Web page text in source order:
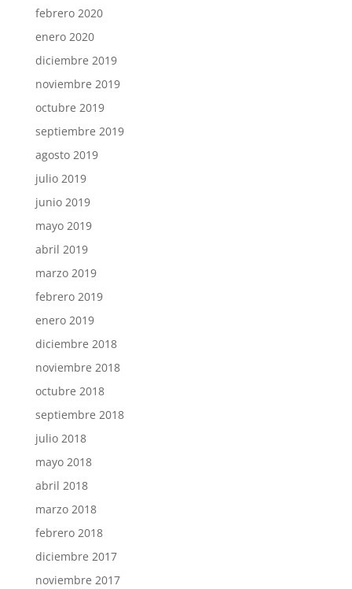
febrero 2020
enero 2020
diciembre 2019
noviembre 2019
octubre 2019
septiembre 2019
agosto 2019
julio 2019
junio 2019
mayo 2019
abril 2019
marzo 2019
febrero 2019
enero 2019
diciembre 2018
noviembre 2018
octubre 2018
septiembre 2018
julio 2018
mayo 2018
abril 2018
marzo 2018
febrero 2018
diciembre 2017
noviembre 2017